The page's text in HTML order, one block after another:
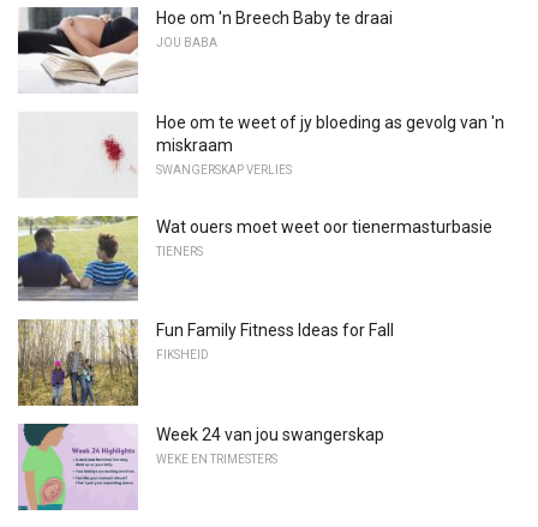
Hoe om 'n Breech Baby te draai
JOU BABA
Hoe om te weet of jy bloeding as gevolg van 'n
miskraam
SWANGERSKAP VERLIES
Wat ouers moet weet oor tienermasturbasie
TIENERS
Fun Family Fitness Ideas for Fall
FIKSHEID
Week 24 van jou swangerskap
WEKE EN TRIMESTERS